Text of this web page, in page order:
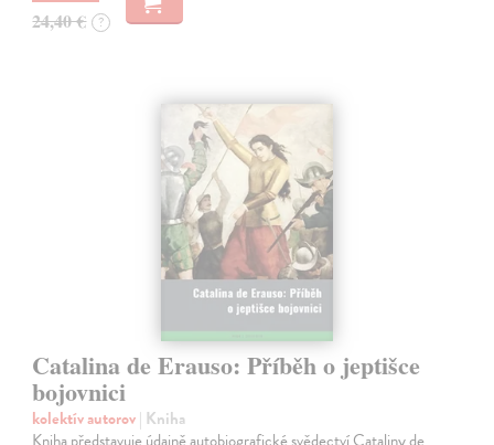
24,40 € ?
Catalina de Erauso: Příběh o jeptišce
bojovnici
kolektív autorov| Kniha